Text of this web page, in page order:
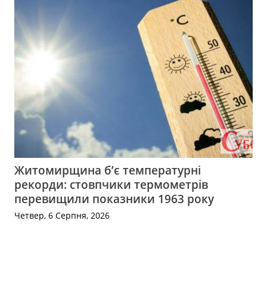
Житомирщина б’є температурні
рекорди: стовпчики термометрів
перевищили показники 1963 року
Четвер, 6 Серпня, 2026